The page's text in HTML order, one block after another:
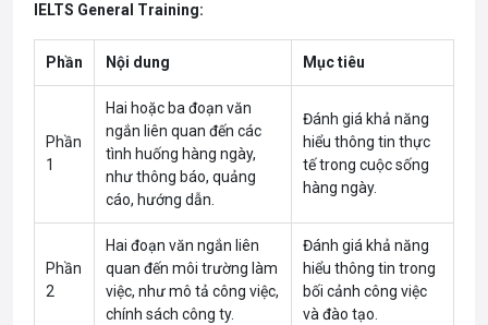
IELTS General Training:
Phần Nội dung Mục tiêu
Phần
1
Hai hoặc ba đoạn văn
ngắn liên quan đến các
tình huống hàng ngày,
như thông báo, quảng
cáo, hướng dẫn.
Đánh giá khả năng
hiểu thông tin thực
tế trong cuộc sống
hàng ngày.
Phần
2
Hai đoạn văn ngắn liên
quan đến môi trường làm
việc, như mô tả công việc,
chính sách công ty.
Đánh giá khả năng
hiểu thông tin trong
bối cảnh công việc
và đào tạo.